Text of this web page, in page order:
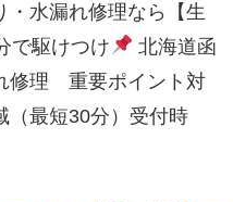
・水漏れ修理なら【生
で駆けつけ
北海道函
修理 重要ポイント対
（最短30分）受付時